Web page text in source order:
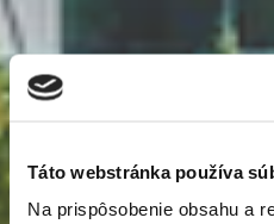
Táto webstránka používa
Na prispôsobenie obsahu a
sveta